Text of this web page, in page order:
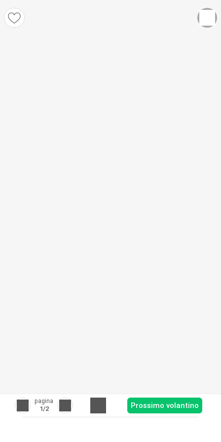
pagina
1/2 Prossimo volantino